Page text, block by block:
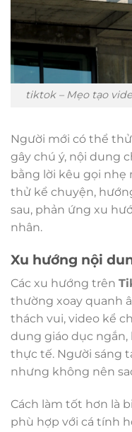
tiktok – Mẹo tạo
Người mới có thể
gây chú ý, nội dung
bằng lời kêu gọi nhẹ
thử kể chuyện,
sau, phản ứng xu
nhân.
Xu hướng nội
Các xu hướng trên
thường xoay quanh
thách vui, video kể
dung giáo dục
thực tế. Người sáng
nhưng không nên
Cách làm tốt hơn là
phù hợp với cá tính